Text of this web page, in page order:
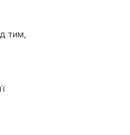
тим,